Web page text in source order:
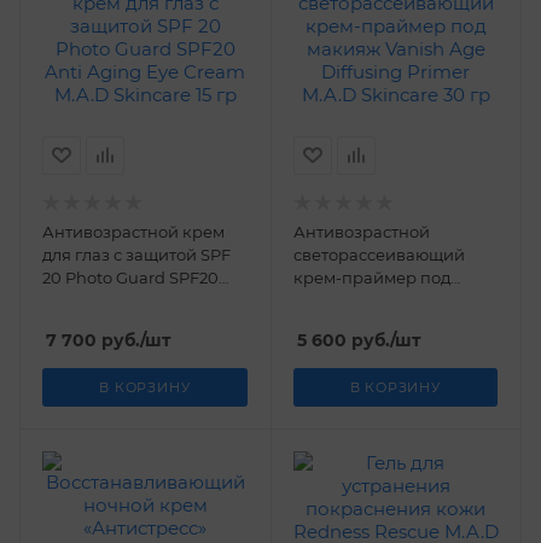
Антивозрастной крем
для глаз с защитой SPF
20 Photo Guard SPF20
7 700 руб./шт
В КОРЗИНУ
Антивозрастной
светорассеивающий
крем-праймер под
Skincare 30 гр
5 600 руб./шт
В КОРЗИНУ